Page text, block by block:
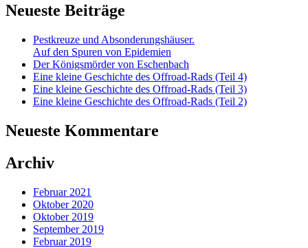
Neueste Beiträge
Pestkreuze und Absonderungshäuser.
Auf den Spuren von Epidemien
Der Königsmörder von Eschenbach
Eine kleine Geschichte des Offroad-Rads (Teil 4)
Eine kleine Geschichte des Offroad-Rads (Teil 3)
Eine kleine Geschichte des Offroad-Rads (Teil 2)
Neueste Kommentare
Archiv
Februar 2021
Oktober 2020
Oktober 2019
September 2019
Februar 2019